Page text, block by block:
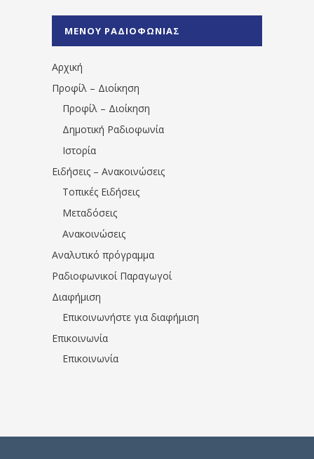
1531194763766854/" artist="" ]
ΜΕΝΟΥ ΡΑΔΙΟΦΩΝΙΑΣ
Αρχική
Προφίλ – Διοίκηση
Προφίλ – Διοίκηση
Δημοτική Ραδιοφωνία
Ιστορία
Ειδήσεις – Ανακοινώσεις
Τοπικές Ειδήσεις
Μεταδόσεις
Ανακοινώσεις
Αναλυτικό πρόγραμμα
Ραδιοφωνικοί Παραγωγοί
Διαφήμιση
Επικοινωνήστε για διαφήμιση
Επικοινωνία
Επικοινωνία